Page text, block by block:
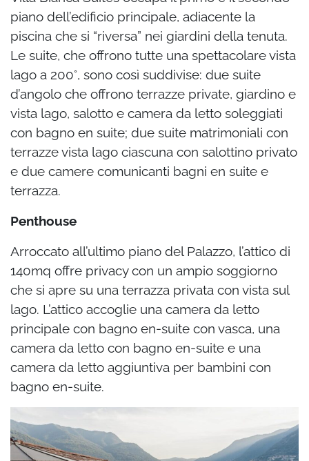
piano dell’edificio principale, adiacente la
piscina che si “riversa” nei giardini della tenuta.
Le suite, che offrono tutte una spettacolare vista
lago a 200°, sono così suddivise: due suite
d’angolo che offrono terrazze private, giardino e
vista lago, salotto e camera da letto soleggiati
con bagno en suite; due suite matrimoniali con
terrazze vista lago ciascuna con salottino privato
e due camere comunicanti bagni en suite e
terrazza.
Penthouse
Arroccato all’ultimo piano del Palazzo, l’attico di
140mq offre privacy con un ampio soggiorno
che si apre su una terrazza privata con vista sul
lago. L’attico accoglie una camera da letto
principale con bagno en-suite con vasca, una
camera da letto con bagno en-suite e una
camera da letto aggiuntiva per bambini con
bagno en-suite.